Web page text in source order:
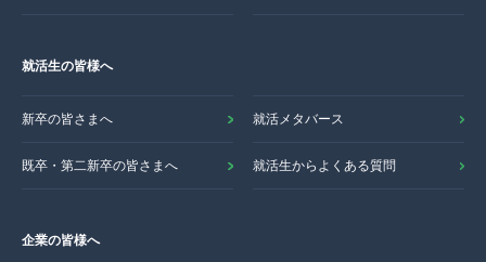
就活生の皆様へ
新卒の皆さまへ 就活メタバース
既卒・第二新卒の皆さまへ 就活生からよくある質問
企業の皆様へ